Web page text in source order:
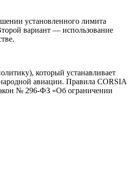
установленного лимита
вариант — использование
который устанавливает
авиации. Правила CORSIA
№ 296-ФЗ «Об ограничении